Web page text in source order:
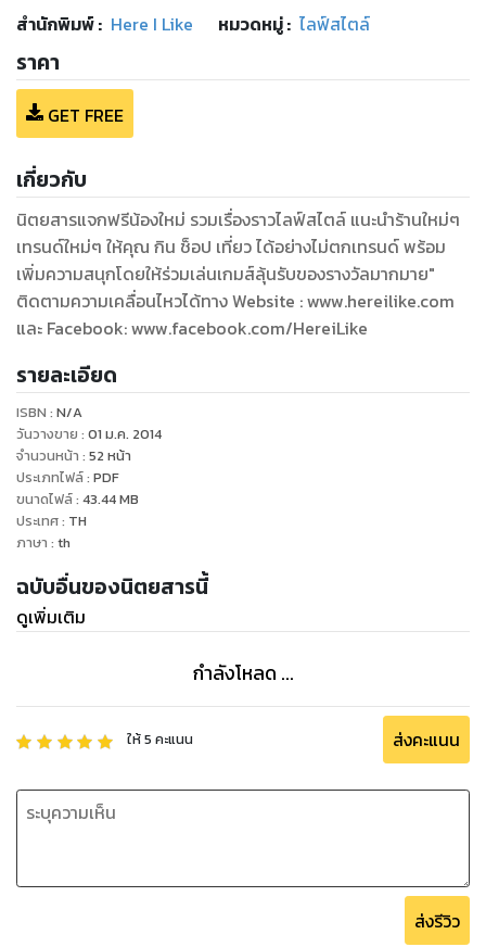
สำนักพิมพ์: Here I Like หมวดหมู่: ไลฟ์สไตล์
ราคา
GET FREE
เกี่ยวกับ
นิตยสารแจกฟรีน้องใหม่ รวมเรื่องราวไลฟ์สไตล์ แนะนำร้านใหม่ๆ
เทรนด์ใหม่ๆ ให้คุณ กิน ช็อป เที่ยว ได้อย่างไม่ตกเทรนด์ พร้อม
เพิ่มความสนุกโดยให้ร่วมเล่นเกมส์ลุ้นรับของรางวัลมากมาย"
ติดตามความเคลื่อนไหวได้ทาง Website : www.hereilike.com
และ Facebook: www.facebook.com/HereiLike
รายละเอียด
ISBN : N/A
วันวางขาย : 01 ม.ค. 2014
จำนวนหน้า : 52 หน้า
ประเภทไฟล์: PDF
ขนาดไฟล์: 43.44MB
ประเทศ: TH
ภาษา : th
ฉบับอื่นของนิตยสารนี้
ดูเพิ่มเติม
กำลังโหลด ...
ให้5 คะแนน ส่งคะแนน
ส่งรีวิว